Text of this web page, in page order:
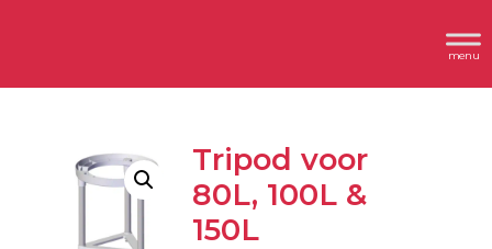
Header
Rechts
Tripod voor
80L, 100L &
150L